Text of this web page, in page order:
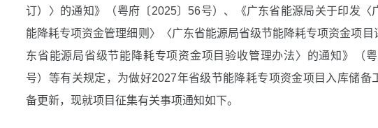
订）〉的通知》（粤府〔2025〕56号）、《广东省能源局关于印发〈
能降耗专项资金管理细则〉〈广东省能源局省级节能降耗专项资金项目
东省能源局省级节能降耗专项资金项目验收管理办法〉的通知》（
号）等有关规定，为做好2027年省级节能降耗专项资金项目入库储备
备更新，现就项目征集有关事项通知如下。